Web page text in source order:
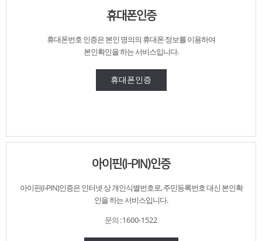
휴대폰인증
휴대폰번호 인증은본인 명의의 휴대폰 정보를 이용하여
본인확인을 하는 서비스입니다.
휴대폰인증
아이핀(I-PIN)인증
아이핀(I-PIN)인증은 인터넷 상 개인식별번호로,주민등록번호 대신 본인확
인을 하는 서비스입니다.
문의 :1600-1522